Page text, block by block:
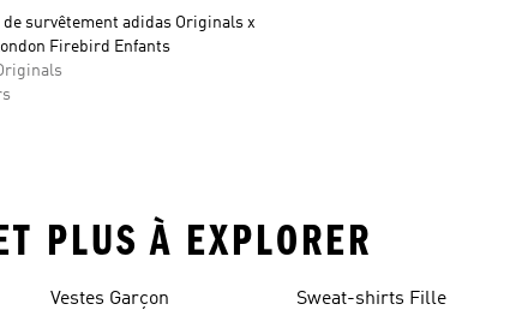
de survêtement adidas Originals x
Firebird Enfants
PLUS À EXPLORER
Vestes Garçon Sweat-shirts Fille